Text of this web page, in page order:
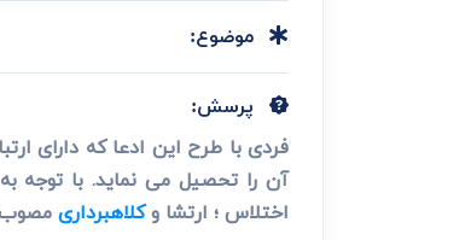
موضوع:
پرسش:
فردی با طرح این ادعا که دارای
اختلاس ؛ ارتشا وکلاهبرداریمصوب 15/9/1367 اقدام مرتکب را منطبق به چه اتهامی